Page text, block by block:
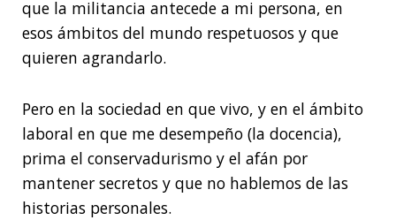
que la militancia antecede a mi persona, en
esos ámbitos del mundo respetuosos y que
quieren agrandarlo.
Pero en la sociedad en que vivo, y en el ámbito
laboral en que me desempeño (la docencia),
prima el conservadurismo y el afán por
mantener secretos y que no hablemos de las
historias personales.